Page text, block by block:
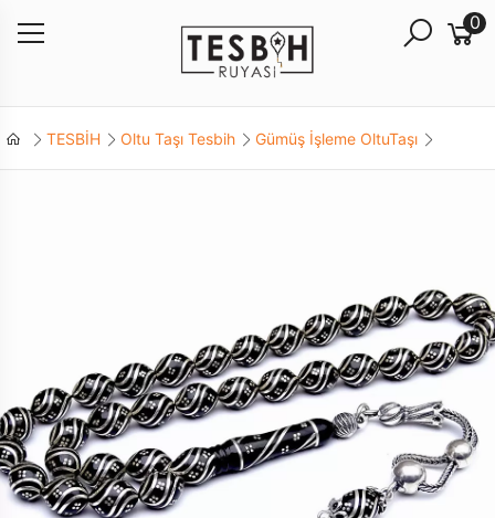
0
TESBİH Oltu Taşı Tesbih Gümüş İşleme OltuTaşı